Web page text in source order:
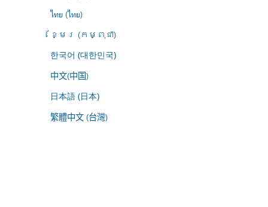
ไทย (ไทย)
ខ្មែរ (កម្ពុជា)
한국어 (대한민국)
中文(中国)
日本語 (日本)
繁體中文 (台灣)